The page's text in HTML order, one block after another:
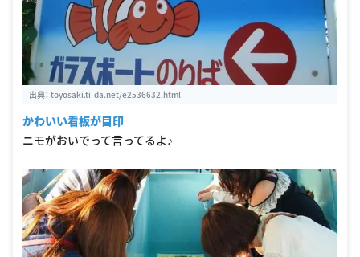
出典： toyosaki.ti-da.net/e2536632.html
かわいい看板が目印
ニモがおいでって言ってるよ♪